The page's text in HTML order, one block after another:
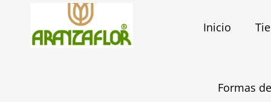
contenido
Inicio
Formas